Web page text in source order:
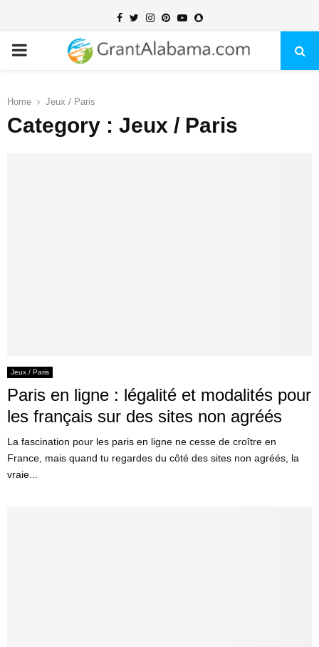
Facebook
TwitterInstagram
PinterestYoutubeSnapchat
PRIMARY
Home Jeux / Paris
Category : Jeux / Paris
Jeux / Paris
Paris en ligne : légalité et modalités pour
les français sur des sites non agréés
La fascination pour les paris en ligne ne cesse de croître en
France, mais quand tu regardes du côté des sites non agréés, la
vraie...